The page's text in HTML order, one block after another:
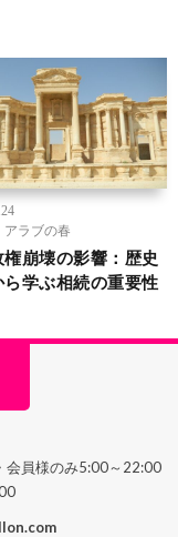
アラブの春
権崩壊の影響：歴史
ら学ぶ相続の重要性
会員様のみ5:00～22:00